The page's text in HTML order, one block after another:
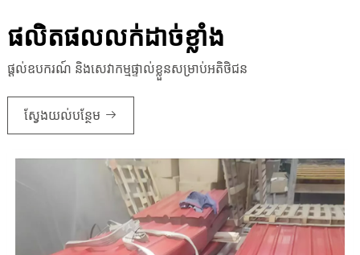
ផលិតផលលក់ដាច់ខ្លាំង
ផ្តល់ឧបករណ៍ និងសេវាកម្មផ្ទាល់ខ្លួនសម្រាប់អតិថិជន
ស្វែងយល់បន្ថែម